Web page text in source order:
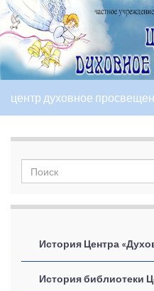
центр духовное
История Центра
История библиотеки